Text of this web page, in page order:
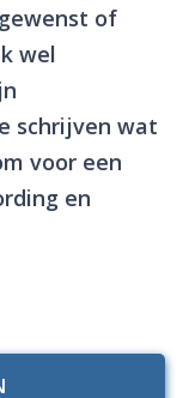
of
wel
schrijven wat
voor een
en